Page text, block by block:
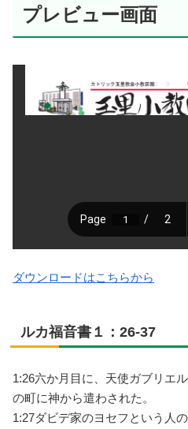
プレビュー画面
ダウンロードはこちらから
ルカ福音書１：26-37
1:26六か月目に、天使ガブリエ
の町に神から遣わされた。
1:27ダビデ家のヨセフという人